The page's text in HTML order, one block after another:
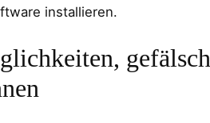
installieren.